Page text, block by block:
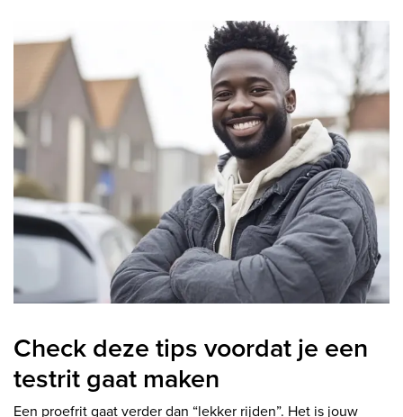
Check deze tips voordat je een
testrit gaat maken
Een proefrit gaat verder dan “lekker rijden”. Het is jouw